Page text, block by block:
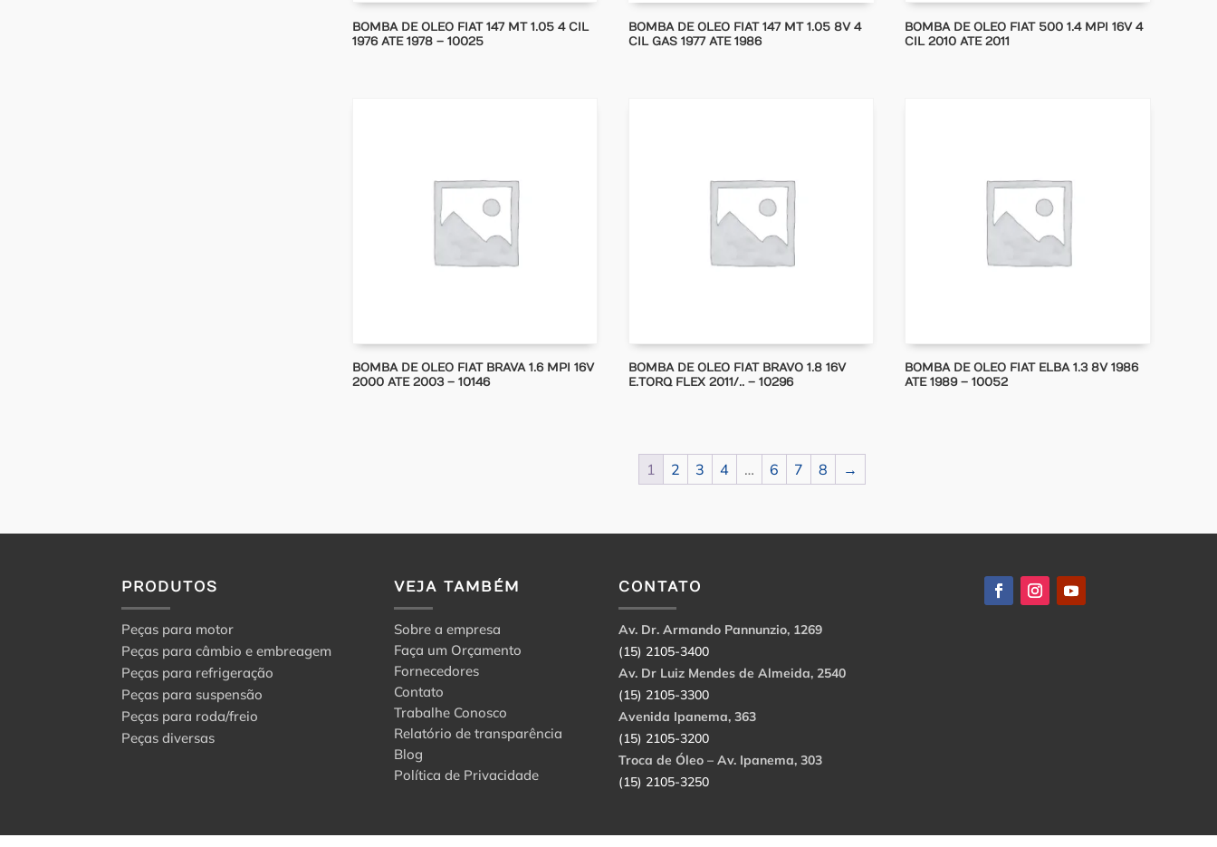
BOMBA DE OLEO FIAT 147 MT 1.05 4 CIL
1976 ATE 1978 – 10025
BOMBA DE OLEO FIAT 147 MT 1.05 8V 4
CIL GAS 1977 ATE 1986
BOMBA DE OLEO FIAT 500 1.4 MPI 16V 4
CIL 2010 ATE 2011
BOMBA DE OLEO FIAT BRAVA 1.6 MPI 16V
2000 ATE 2003 – 10146
BOMBA DE OLEO FIAT BRAVO 1.8 16V
E.TORQ FLEX 2011/.. – 10296
BOMBA DE OLEO FIAT ELBA 1.3 8V 1986
ATE 1989 – 10052
1 2 3 4 … 6 7 8 →
PRODUTOS
Peças para motor
Peças para câmbio e embreagem
Peças para refrigeração
Peças para suspensão
Peças para roda/freio
Peças diversas
VEJA TAMBÉM
Sobre a empresa
Faça um Orçamento
Fornecedores
Contato
Trabalhe Conosco
Relatório de transparência
Blog
Política de Privacidade
CONTATO
Av. Dr. Armando Pannunzio, 1269
(15) 2105-3400
Av. Dr Luiz Mendes de Almeida, 2540
(15) 2105-3300
Avenida Ipanema, 363
(15) 2105-3200
Troca de Óleo – Av. Ipanema, 303
(15) 2105-3250